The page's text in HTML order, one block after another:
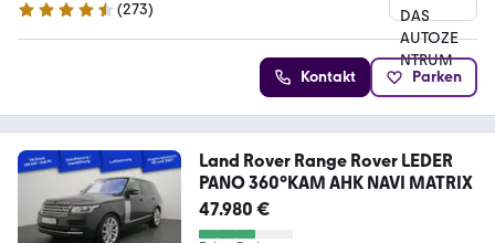
4.5 Sterne
(273)
Kontakt Parken
Land Rover Range Rover LEDER
PANO 360°KAM AHK NAVI MATRIX
47.980 €